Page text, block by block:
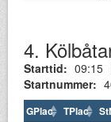
4.
Starttid: 09:15
Startnummer:
GPlac TPlac